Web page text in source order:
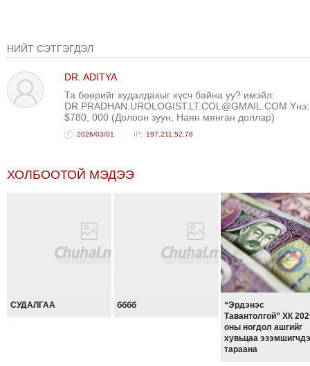
ЭРГЭН
ЗӨРЧЛИЙН
ХУУЛИЙН
СОНГУУЛЬ-2017
НИЙТ СЭТГЭГДЭЛ
DR. ADITYA
Та бөөрийг худалдахыг хүсч байна уу? имэйл:
DR.PRADHAN.UROLOGIST.LT.COL@GMAIL.COM Yнэ:
$780, 000 (Долоон зуун, Наян мянган доллар)
2026/03/01 197.211.52.78
ХОЛБООТОЙ МЭДЭЭ
СУДАЛГАА бббб
“Эрдэнэс
Тавантолгой” ХК
оны ногдол ашгийг
хувьцаа
тараана